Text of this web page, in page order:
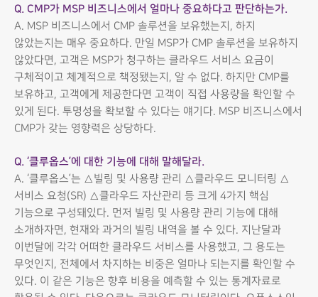
Q. CMP가 MSP 비즈니스에서 얼마나 중요하다고 판단하는가.
A. MSP 비즈니스에서 CMP 솔루션을 보유했는지, 하지
않았는지는 매우 중요하다. 만일 MSP가 CMP 솔루션을 보유하지
않았다면, 고객은 MSP가 청구하는 클라우드 서비스 요금이
구체적이고 체계적으로 책정됐는지, 알 수 없다. 하지만 CMP를
보유하고, 고객에게 제공한다면 고객이 직접 사용량을 확인할 수
있게 된다. 투명성을 확보할 수 있다는 얘기다. MSP 비즈니스에서
CMP가 갖는 영향력은 상당하다.
Q. ‘클루옵스’에 대한 기능에 대해 말해달라.
A. ‘클루옵스’는 △빌링 및 사용량 관리 △클라우드 모니터링 △
서비스 요청(SR) △클라우드 자산관리 등 크게 4가지 핵심
기능으로 구성돼있다. 먼저 빌링 및 사용량 관리 기능에 대해
소개하자면, 현재와 과거의 빌링 내역을 볼 수 있다. 지난달과
이번달에 각각 어떠한 클라우드 서비스를 사용했고, 그 용도는
무엇인지, 전체에서 차지하는 비중은 얼마나 되는지를 확인할 수
있다. 이 같은 기능은 향후 비용을 예측할 수 있는 통계자료로